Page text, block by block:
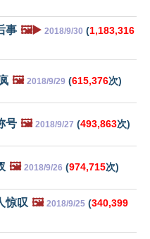
事 🖼️▶️ 2018/9/30 (1,183,316
🖼️ 2018/9/29 (615,376次)
号 🖼️ 2018/9/27 (493,863次)
🖼️ 2018/9/26 (974,715次)
惊叹 🖼️ 2018/9/25 (340,399